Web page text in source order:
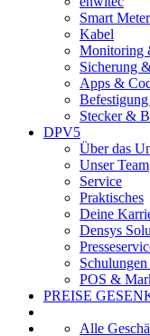
Smart Meter
Kabel
Monitoring
Sicherung
Apps &
Stecker &
DPV5
Über das
Unser Team
Service
Praktisches
Deine
Densys
POS &
PREISE
Alle